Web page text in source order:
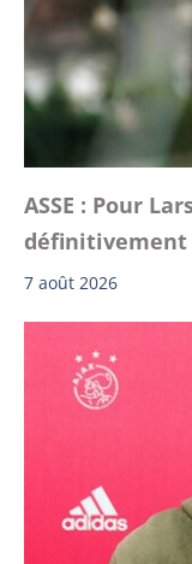
ASSE : Pour
définitivement
7 août 2026